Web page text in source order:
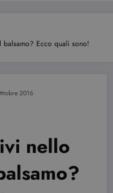
Ecco quali sono!
2016
nello